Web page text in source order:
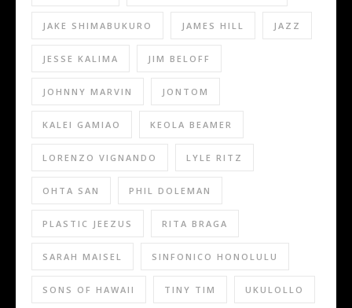
JAKE SHIMABUKURO JAMES HILL JAZZ
JESSE KALIMA JIM BELOFF
JOHNNY MARVIN JONTOM
KALEI GAMIAO KEOLA BEAMER
LORENZO VIGNANDO LYLE RITZ
OHTA SAN PHIL DOLEMAN
PLASTIC JEEZUS RITA BRAGA
SARAH MAISEL SINFONICO HONOLULU
SONS OF HAWAII TINY TIM UKULOLLO